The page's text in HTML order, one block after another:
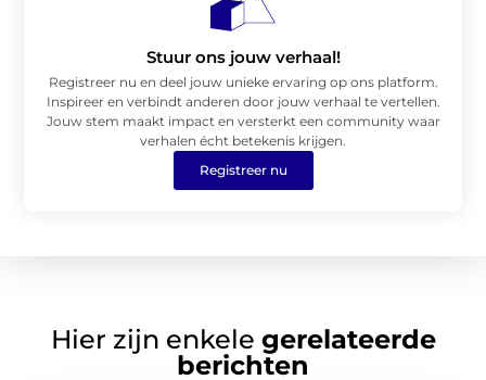
Stuur ons jouw verhaal!
Registreer nu en deel jouw unieke ervaring op ons platform.
Inspireer en verbindt anderen door jouw verhaal te vertellen.
Jouw stem maakt impact en versterkt een community waar
verhalen écht betekenis krijgen.
Registreer nu
Hier zijn enkele gerelateerde
berichten